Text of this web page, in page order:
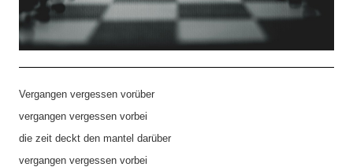
Vergangen vergessen vorüber
vergangen vergessen vorbei
die zeit deckt den mantel darüber
vergangen vergessen vorbei